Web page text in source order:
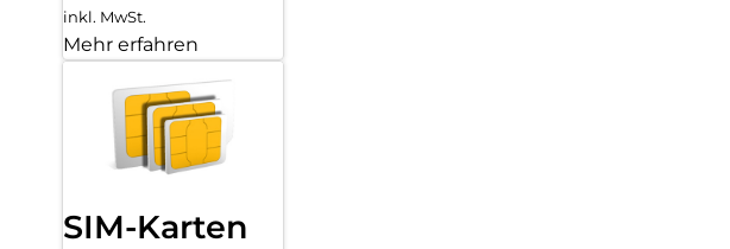
inkl. MwSt.
Mehr erfahren
SIM-Karten